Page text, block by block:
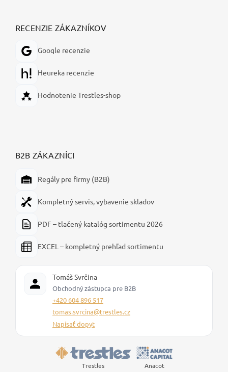
RECENZIE ZÁKAZNÍKOV
Google recenzie
Heureka recenzie
Hodnotenie Trestles-shop
B2B ZÁKAZNÍCI
Regály pre firmy (B2B)
Kompletný servis, vybavenie skladov
PDF – tlačený katalóg sortimentu 2026
EXCEL – kompletný prehľad sortimentu
Tomáš Svrčina
Obchodný zástupca pre B2B
+420 604 896 517
tomas.svrcina@trestles.cz
Napísať dopyt
Trestles Anacot